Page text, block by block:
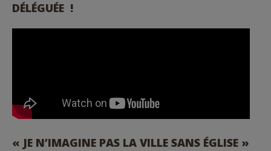
DÉLÉGUÉE !
« JE N’IMAGINE PAS LA VILLE SANS ÉGLISE »